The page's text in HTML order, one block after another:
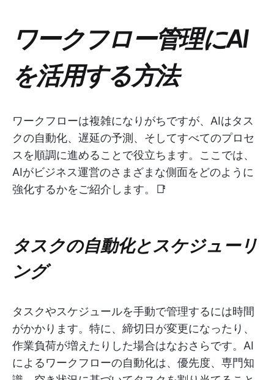
ワークフロー管理にAI
を活用する方法
ワークフローは複雑になりがちですが、AIはタス
クの自動化、遅延の予測、そしてすべてのプロセ
スを順調に進めることで役立ちます。ここでは、
AIがビジネス運営のさまざまな側面をどのように
強化するかをご紹介します。📑
タスクの自動化とスケジューリ
ング
タスクやスケジュールを手動で管理するには時間
がかかります。特に、締切日が変更になったり、
作業負荷が増えたりした場合はなおさらです。AI
によるワークフローの自動化は、優先度、専門知